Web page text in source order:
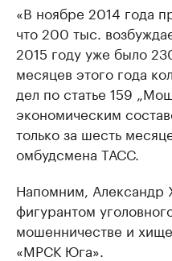
«В ноябре 2014 года
что 200 тыс.
2015 году уже было
месяцев этого года
дел по статье 159
экономическим
только за шесть
омбудсмена ТАСС.
Напомним, Александр
фигурантом
мошенничестве и
«МРСК Юга».